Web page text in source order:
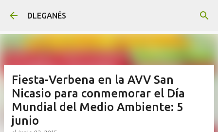
DLEGANÉS
Fiesta-Verbena en la AVV San
Nicasio para conmemorar el Día
Mundial del Medio Ambiente: 5
junio